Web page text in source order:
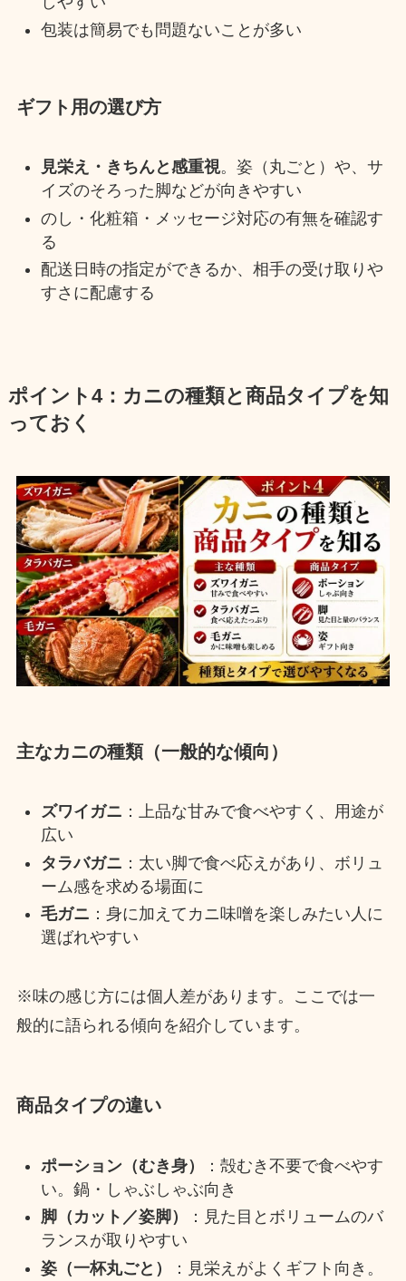
包装は簡易でも問題ないことが多い
ギフト用の選び方
見栄え・きちんと感重視。姿（丸ごと）や、サ
イズのそろった脚などが向きやすい
のし・化粧箱・メッセージ対応の有無を確認す
る
配送日時の指定ができるか、相手の受け取りや
すさに配慮する
ポイント4：カニの種類と商品タイプを知
っておく
主なカニの種類（一般的な傾向）
ズワイガニ ：上品な甘みで食べやすく、用途が
広い
タラバガニ ：太い脚で食べ応えがあり、ボリュ
ーム感を求める場面に
毛ガニ ：身に加えてカニ味噌を楽しみたい人に
選ばれやすい
※味の感じ方には個人差があります。ここでは一
般的に語られる傾向を紹介しています。
商品タイプの違い
ポーション（むき身）
：殻むき不要で食べやす
い。鍋・しゃぶしゃぶ向き
脚（カット／姿脚）
：見た目とボリュームのバ
ランスが取りやすい
姿（一杯丸ごと）
：見栄えがよくギフト向き。